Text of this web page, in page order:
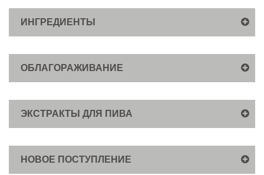
ИНГРЕДИЕНТЫ
ОБЛАГОРАЖИВАНИЕ
ЭКСТРАКТЫ ДЛЯ ПИВА
НОВОЕ ПОСТУПЛЕНИЕ